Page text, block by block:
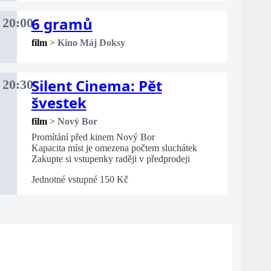
20:006 gramů
film > Kino Máj Doksy
20:30Silent Cinema: Pět
švestek
film > Nový Bor
Promítání před kinem Nový Bor
Kapacita míst je omezena počtem sluchátek
Zakupte si vstupenky raději v předprodeji
Jednotné vstupné 150 Kč